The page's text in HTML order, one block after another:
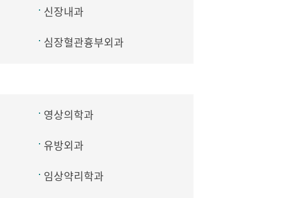
신장내과
심장혈관흉부외과
영상의학과
유방외과
임상약리학과